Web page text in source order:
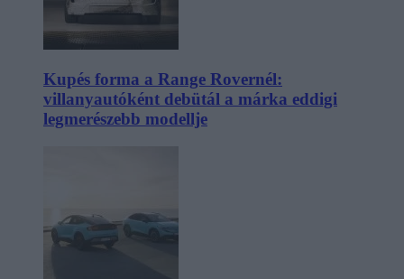
Kupés forma a Range Rovernél:
villanyautóként debütál a márka eddigi
legmerészebb modellje